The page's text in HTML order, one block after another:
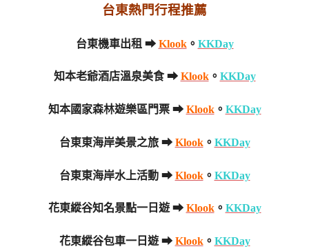
台東熱門行程推薦
台東機車出租 ➡ Klook。 KKDay
知本老爺酒店溫泉美食 ➡ Klook。 KKDay
知本國家森林遊樂區門票 ➡ Klook。 KKDay
台東東海岸美景之旅 ➡ Klook。 KKDay
台東東海岸水上活動 ➡ Klook。 KKDay
花東縱谷知名景點一日遊 ➡ Klook。 KKDay
花東縱谷包車一日遊 ➡ Klook。 KKDay